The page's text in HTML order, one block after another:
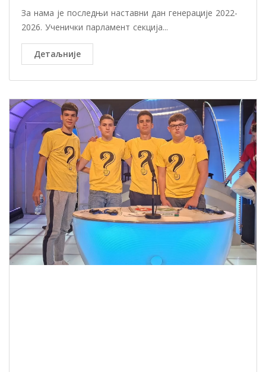
За нама је последњи наставни дан генерације 2022-
2026. Ученички парламент секција...
Детаљније